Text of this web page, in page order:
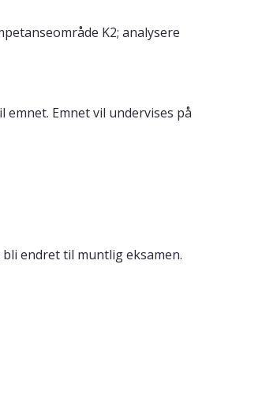
K2; analysere
Emnet vil undervises på
endret til muntlig eksamen.